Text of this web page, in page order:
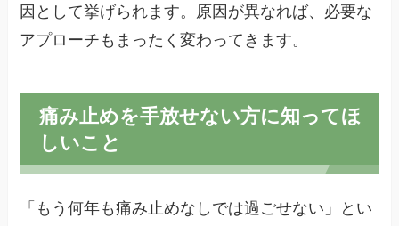
因として挙げられます。原因が異なれば、必要な
アプローチもまったく変わってきます。
痛み止めを手放せない方に知ってほ
しいこと
「もう何年も痛み止めなしでは過ごせない」とい